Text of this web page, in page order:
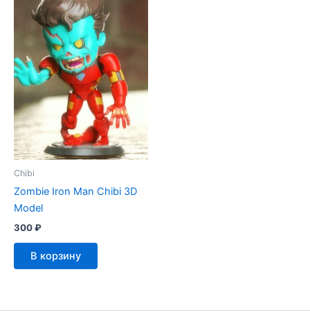
Chibi
Zombie Iron Man Chibi 3D
Model
300₽
В корзину